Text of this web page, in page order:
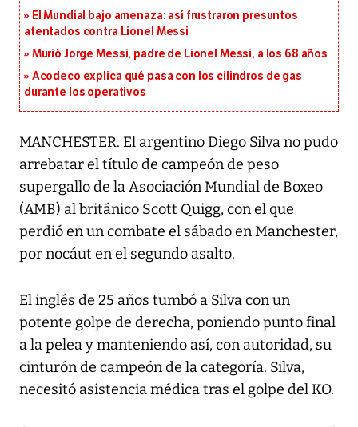
El Mundial bajo amenaza: así frustraron presuntos
atentados contra Lionel Messi
Murió Jorge Messi, padre de Lionel Messi, a los 68 años
Acodeco explica qué pasa con los cilindros de gas
durante los operativos
MANCHESTER. El argentino Diego Silva no pudo
arrebatar el título de campeón de peso
supergallo de la Asociación Mundial de Boxeo
(AMB) al británico Scott Quigg, con el que
perdió en un combate el sábado en Manchester,
por nocáut en el segundo asalto.
El inglés de 25 años tumbó a Silva con un
potente golpe de derecha, poniendo punto final
a la pelea y manteniendo así, con autoridad, su
cinturón de campeón de la categoría. Silva,
necesitó asistencia médica tras el golpe del KO.